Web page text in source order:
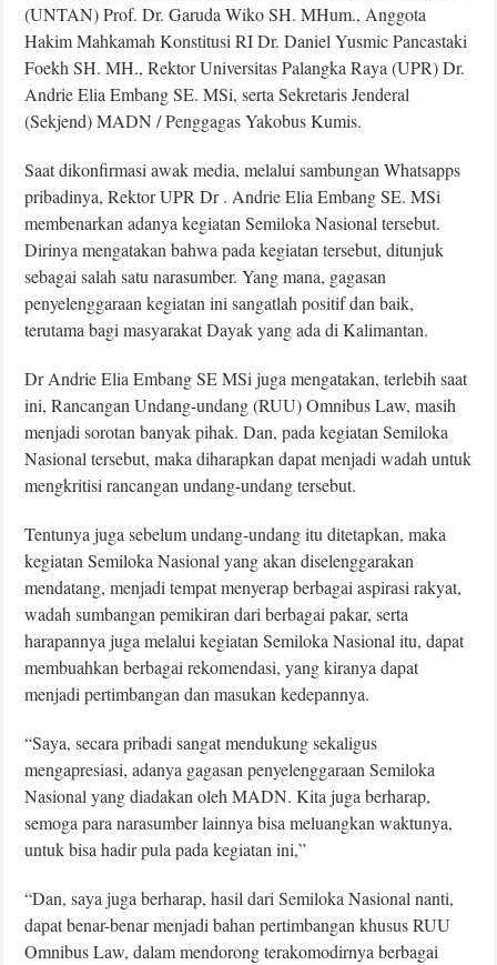
(UNTAN) Prof. Dr. Garuda Wiko SH. MHum., Anggota
Hakim Mahkamah Konstitusi RI Dr. Daniel Yusmic Pancastaki
Foekh SH. MH., Rektor Universitas Palangka Raya (UPR) Dr.
Andrie Elia Embang SE. MSi, serta Sekretaris Jenderal
(Sekjend) MADN / Penggagas Yakobus Kumis.
Saat dikonfirmasi awak media, melalui sambungan Whatsapps
pribadinya, Rektor UPR Dr . Andrie Elia Embang SE. MSi
membenarkan adanya kegiatan Semiloka Nasional tersebut.
Dirinya mengatakan bahwa pada kegiatan tersebut, ditunjuk
sebagai salah satu narasumber. Yang mana, gagasan
penyelenggaraan kegiatan ini sangatlah positif dan baik,
terutama bagi masyarakat Dayak yang ada di Kalimantan.
Dr Andrie Elia Embang SE MSi juga mengatakan, terlebih saat
ini, Rancangan Undang-undang (RUU) Omnibus Law, masih
menjadi sorotan banyak pihak. Dan, pada kegiatan Semiloka
Nasional tersebut, maka diharapkan dapat menjadi wadah untuk
mengkritisi rancangan undang-undang tersebut.
Tentunya juga sebelum undang-undang itu ditetapkan, maka
kegiatan Semiloka Nasional yang akan diselenggarakan
mendatang, menjadi tempat menyerap berbagai aspirasi rakyat,
wadah sumbangan pemikiran dari berbagai pakar, serta
harapannya juga melalui kegiatan Semiloka Nasional itu, dapat
membuahkan berbagai rekomendasi, yang kiranya dapat
menjadi pertimbangan dan masukan kedepannya.
“Saya, secara pribadi sangat mendukung sekaligus
mengapresiasi, adanya gagasan penyelenggaraan Semiloka
Nasional yang diadakan oleh MADN. Kita juga berharap,
semoga para narasumber lainnya bisa meluangkan waktunya,
untuk bisa hadir pula pada kegiatan ini,”
“Dan, saya juga berharap, hasil dari Semiloka Nasional nanti,
dapat benar-benar menjadi bahan pertimbangan khusus RUU
Omnibus Law, dalam mendorong terakomodirnya berbagai